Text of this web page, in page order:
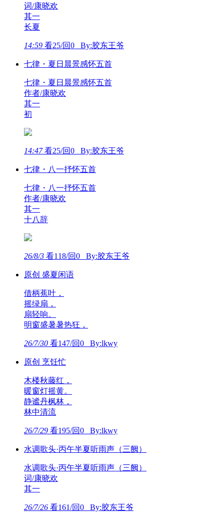
词/康晓欢
其一
长夏
14:59 看25/回0 By:胶东王爷
七律・夏日晨景感怀五首
七律・夏日晨景感怀五首
作者/康晓欢
其一
初
14:47看25/回0 By:胶东王爷
七律・八一抒怀五首
七律・八一抒怀五首
作者/康晓欢
其一
十八辞
26/8/3 看118/回0 By:胶东王爷
原创 盛夏闲语
借柄蕉叶，
摇绿扇，
扇轻响。
明窗盛暑暑热狂，
26/7/30 看147/回0 By:lkwy
原创 烹饪忙
木楼秋藤红，
暖窗灯摇黄。
静谧丹枫林，
林中清流
26/7/29 看195/回0 By:lkwy
水调歌头·丙午半夏听雨声（三阙）
水调歌头·丙午半夏听雨声（三阙）
词/康晓欢
其一
26/7/26 看161/回0 By:胶东王爷